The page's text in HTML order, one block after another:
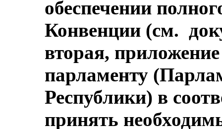
обеспечении
Конвенции (см.
вторая,
парламенту
Республики) в
принять